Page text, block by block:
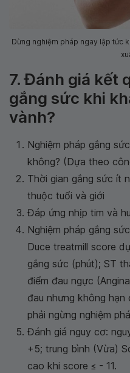
Dừng nghiệm pháp ngay lập tức
7. Đánh giá kết
gắng sức khi
vành?
Nghiệm pháp gắng
không? (Dựa theo
Thời gian gắng sức ít
thuộc tuổi và giới
Đáp ứng nhịp tim và
Nghiệm pháp gắng
Duce treatmill score
gắng sức (phút); ST
điểm đau ngực
đau nhưng không
phải ngừng nghiệm
Đánh giá nguy cơ:
+5; trung bình (Vừa)
cao khi score ≤ - 11.